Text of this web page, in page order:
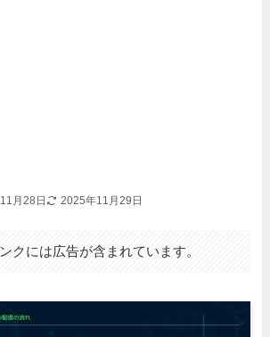
月28日 2025年11月29日
クには広告が含まれています。